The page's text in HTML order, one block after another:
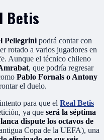
Betis
Pellegrini podrá contar con
rotado a varios jugadores en
Aunque el técnico chileno
, que podría regresar
Pablo Fornals o Antony
el duelo.
para que el Real Betis
ya que será la séptima
dispute los octavos de
Copa de la UEFA), una